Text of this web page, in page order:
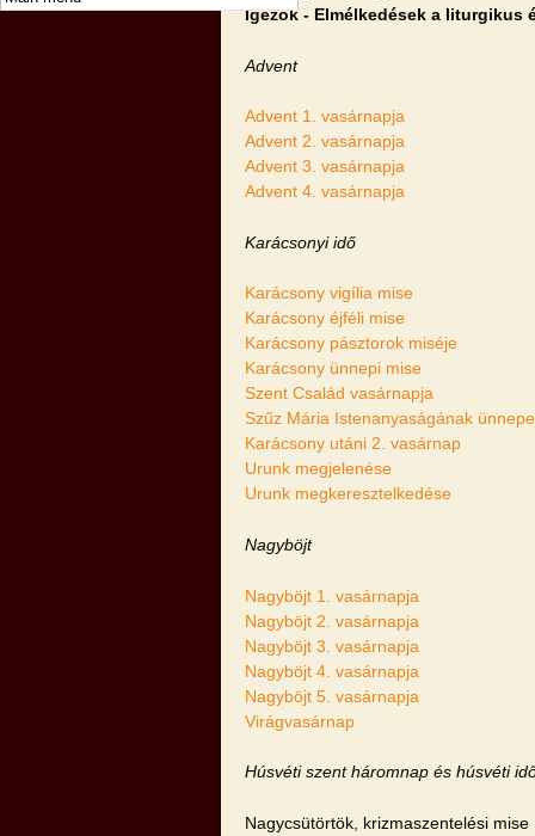
Igézők - Elmélkedések a liturgikus
Advent
Advent 1. vasárnapja
Advent 2. vasárnapja
Advent 3. vasárnapja
Advent 4. vasárnapja
Karácsonyi idő
Karácsony vigília mise
Karácsony éjféli mise
Karácsony pásztorok miséje
Karácsony ünnepi mise
Szent Család vasárnapja
Szűz Mária Istenanyaságának ünnepe
Karácsony utáni 2. vasárnap
Urunk megjelenése
Urunk megkeresztelkedése
Nagyböjt
Nagyböjt 1. vasárnapja
Nagyböjt 2. vasárnapja
Nagyböjt 3. vasárnapja
Nagyböjt 4. vasárnapja
Nagyböjt 5. vasárnapja
Virágvasárnap
Húsvéti szent háromnap és húsvéti
Nagycsütörtök, krizmaszentelési mise